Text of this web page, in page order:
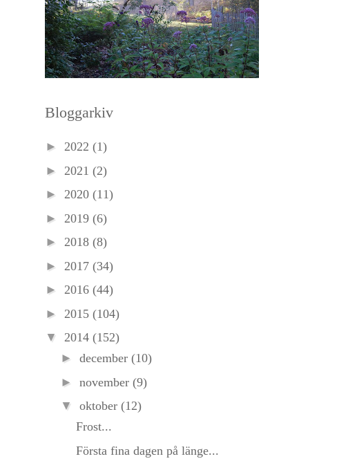
Bloggarkiv
► 2022 (1)
► 2021 (2)
► 2020 (11)
► 2019 (6)
► 2018 (8)
► 2017 (34)
► 2016 (44)
► 2015 (104)
▼ 2014 (152)
► december (10)
► november (9)
▼ oktober (12)
Frost...
Första fina dagen på länge...